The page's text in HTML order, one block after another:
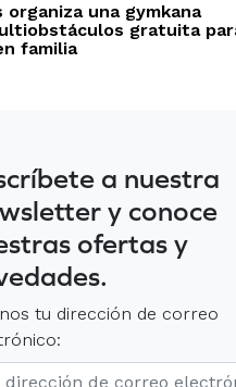
organiza una gymkana
gratuita
familia
a nuestra
y conoce
ofertas y
tu dirección de correo